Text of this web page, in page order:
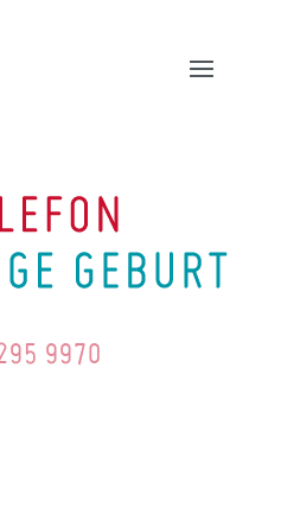
9970